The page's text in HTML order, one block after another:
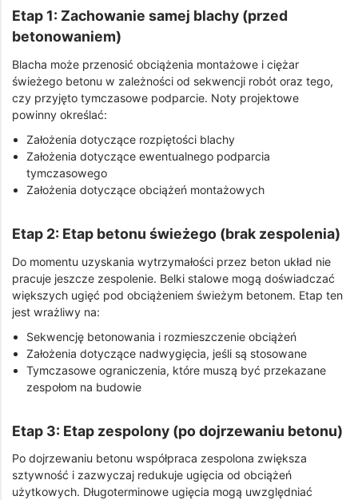
Etap 1: Zachowanie samej blachy (przed
betonowaniem)
Blacha może przenosić obciążenia montażowe i ciężar
świeżego betonu w zależności od sekwencji robót oraz tego,
czy przyjęto tymczasowe podparcie. Noty projektowe
powinny określać:
Założenia dotyczące rozpiętości blachy
Założenia dotyczące ewentualnego podparcia
tymczasowego
Założenia dotyczące obciążeń montażowych
Etap 2: Etap betonu świeżego (brak zespolenia)
Do momentu uzyskania wytrzymałości przez beton układ nie
pracuje jeszcze zespolenie. Belki stalowe mogą doświadczać
większych ugięć pod obciążeniem świeżym betonem. Etap ten
jest wrażliwy na:
Sekwencję betonowania i rozmieszczenie obciążeń
Założenia dotyczące nadwygięcia, jeśli są stosowane
Tymczasowe ograniczenia, które muszą być przekazane
zespołom na budowie
Etap 3: Etap zespolony (po dojrzewaniu betonu)
Po dojrzewaniu betonu współpraca zespolona zwiększa
sztywność i zazwyczaj redukuje ugięcia od obciążeń
użytkowych. Długoterminowe ugięcia mogą uwzględniać